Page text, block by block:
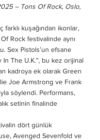
– Tons Of Rock, Oslo,
farklı kuşağından ikonlar,
Rock festivalinde aynı
Sex Pistols’un efsane
In The U.K.”, bu kez orijinal
kadroya ek olarak Green
Joe Armstrong ve Frank
söylendi. Performans,
setinin finalinde
dört günlük
Avenged Sevenfold ve